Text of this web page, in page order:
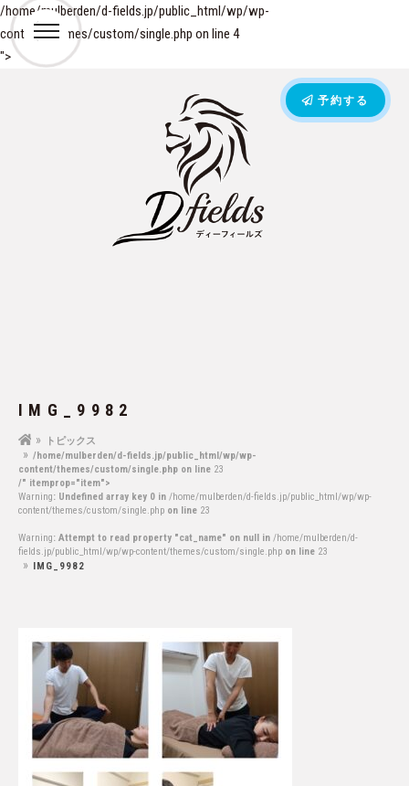
/home/mulberden/d-fields.jp/public_html/wp/wp-
content/themes/custom/single.php on line 4
">
予約する
IMG_9982
トピックス
/home/mulberden/d-fields.jp/public_html/wp/wp-
content/themes/custom/single.php on line 23
/" itemprop="item">
Warning: Undefined array key 0 in /home/mulberden/d-fields.jp/public_html/wp/wp-
content/themes/custom/single.php on line 23
Warning: Attempt to read property "cat_name" on null in /home/mulberden/d-
fields.jp/public_html/wp/wp-content/themes/custom/single.php on line 23
IMG_9982